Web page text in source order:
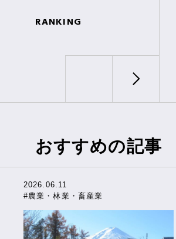
RANKING
おすすめの記事
2026.06.11
#農業・林業・畜産業